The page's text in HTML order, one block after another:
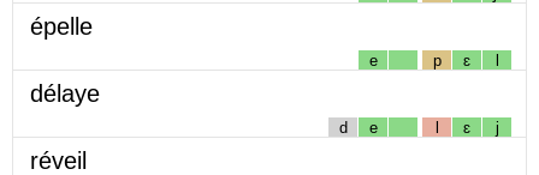
épelle
e p ɛ l
délaye
d e l ɛ j
réveil